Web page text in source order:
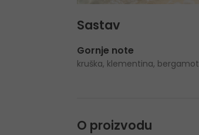
Sastav
Gornje note
kruška, klementina, bergamot
O proizvodu